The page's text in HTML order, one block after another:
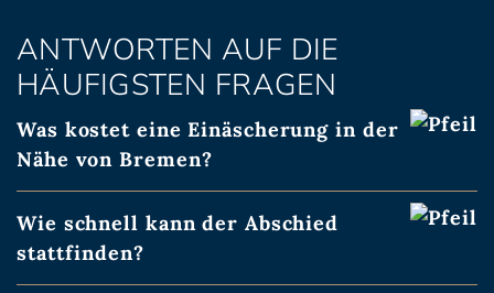
ANTWORTEN AUF DIE
HÄUFIGSTEN FRAGEN
Was kostet eine Einäscherung in der
Nähe von Bremen?
Wie schnell kann der Abschied
stattfinden?